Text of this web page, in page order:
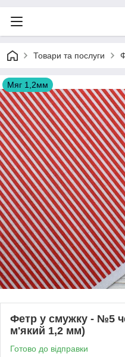
Товари та послуги
Мяг 1,2мм
Фетр у смужку - №5
м'який 1,2 мм)
Готово до відправки